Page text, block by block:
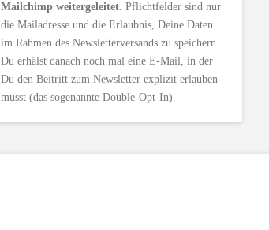
Mailchimp weitergeleitet. Pflichtfelder sind nur
die Mailadresse und die Erlaubnis, Deine Daten
im Rahmen des Newsletterversands zu speichern.
Du erhälst danach noch mal eine E-Mail, in der
Du den Beitritt zum Newsletter explizit erlauben
musst (das sogenannte Double-Opt-In).